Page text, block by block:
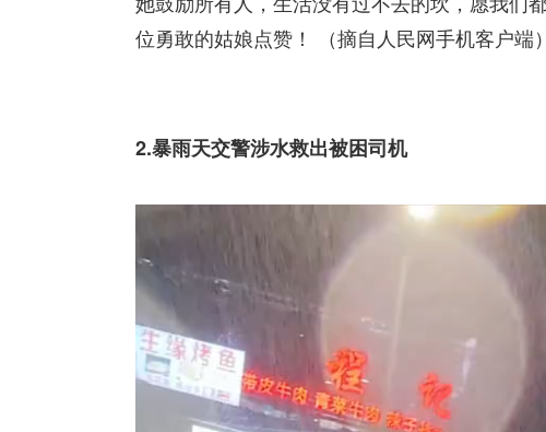
位勇敢的姑娘点赞！ （摘自人民网手机客户端）
2.暴雨天交警涉水救出被困司机